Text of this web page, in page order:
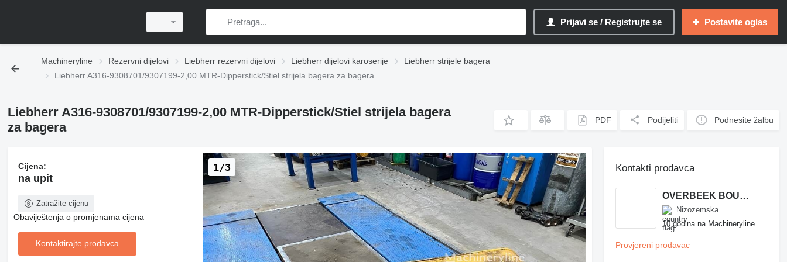
Prijavi se / Registrujte se Postavite oglas
Machineryline Rezervni dijelovi Liebherr rezervni dijelovi Liebherr dijelovi karoserije
Liebherr strijele bagera
Liebherr A316-9308701/9307199-2,00 MTR-Dipperstick/Stiel strijela bagera za bagera
Liebherr A316-9308701/9307199-2,00 MTR-Dipperstick/Stiel strijela bagera
za bagera
PDF Podijeliti Podnesite žalbu
1/3
Cijena:
na upit
Zatražite cijenu
Obaviještenja o promjenama cijena
Kontaktirajte prodavca
Kontakti prodavca
OVERBEEK BOUWMACHINES B.V.
Nizozemska
10 godina na Machineryline
Provjereni prodavac